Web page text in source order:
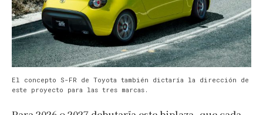
El concepto S-FR de Toyota también dictaría la dirección de
este proyecto para las tres marcas.